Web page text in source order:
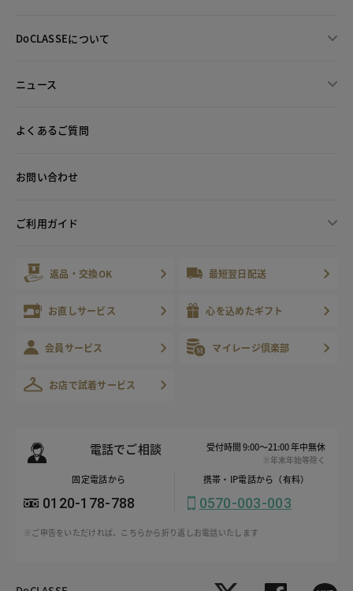
DoCLASSEについて
ニュース
よくあるご質問
お問い合わせ
ご利用ガイド
返品・交換OK 最短翌日配送
お直しサービス 心を込めたギフト
会員サービス マイレージ倶楽部
お店で試着サービス
電話でご相談 受付時間 9:00～21:00 年中無休
※年末年始等除く
固定電話から
0120-178-788
携帯・IP電話から（有料）
0570-003-003
※ご申告をいただければ、こちらから折り返しお電話いたします